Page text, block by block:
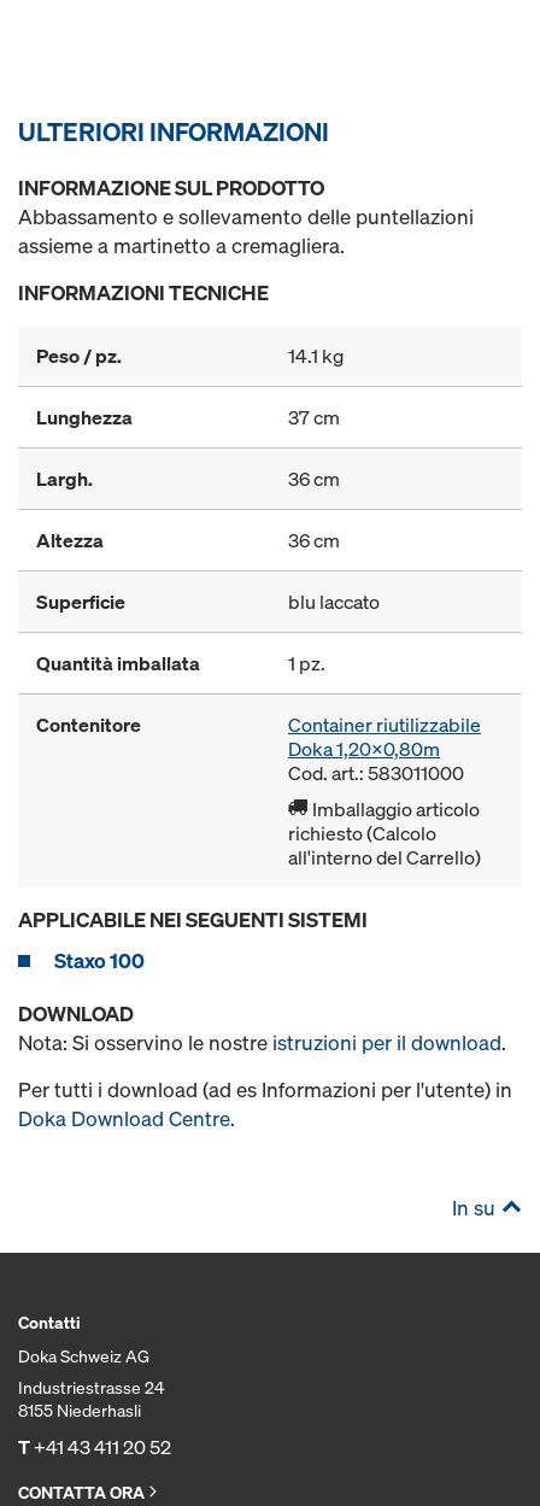
ULTERIORI INFORMAZIONI
INFORMAZIONE SUL PRODOTTO
Abbassamento e sollevamento delle puntellazioni
assieme a martinetto a cremagliera.
INFORMAZIONI TECNICHE
Peso / pz. 14.1 kg
Lunghezza 37 cm
Largh. 36 cm
Altezza 36 cm
Superficie blu laccato
Quantità imballata 1 pz.
Contenitore
Container riutilizzabile
Doka 1,20x0,80m
Cod. art.: 583011000
Imballaggio articolo
richiesto (Calcolo
all'interno del Carrello)
APPLICABILE NEI SEGUENTI SISTEMI
Staxo 100
DOWNLOAD
Nota: Si osservino le nostre istruzioni per il download.
Per tutti i download (ad es Informazioni per l'utente) in
Doka Download Centre.
In su
Contatti
Doka Schweiz AG
Industriestrasse 24
8155 Niederhasli
T+41 43 411 20 52
CONTATTA ORA